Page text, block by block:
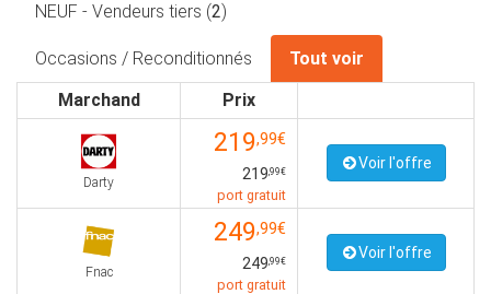
NEUF - Vendeurs tiers (2)
Occasions / Reconditionnés
Tout voir
Marchand
Prix
Darty
219,99€
219,99€
port gratuit
Voir l'offre
Fnac
249,99€
249,99€
port gratuit
Voir l'offre